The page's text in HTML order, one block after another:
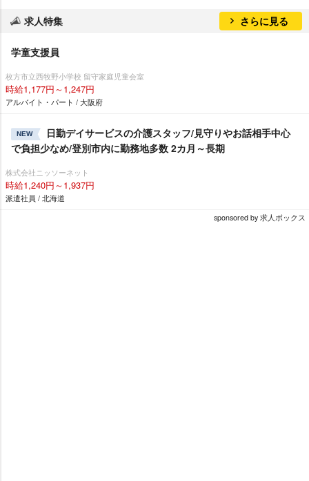
求人特集 さらに見る
学童支援員
枚方市立西牧野小学校 留守家庭児童会室
時給1,177円～1,247円
アルバイト・パート / 大阪府
NEW
日勤デイサービスの介護スタッフ/見守りやお話相手中心
で負担少なめ/登別市内に勤務地多数 2カ月～長期
株式会社ニッソーネット
時給1,240円～1,937円
派遣社員 / 北海道
sponsored by 求人ボックス